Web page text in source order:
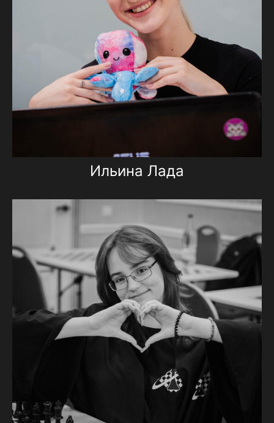
Ильина Лада